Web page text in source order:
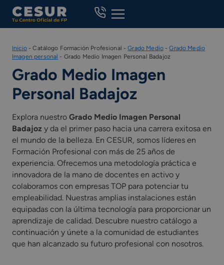
Skip
content
Inicio-Catálogo Formación Profesional -Grado Medio-Grado Medio
Imagen personal - Grado Medio Imagen Personal Badajoz
Grado Medio Imagen
Personal Badajoz
Explora nuestro Grado Medio Imagen Personal
Badajoz y da el primer paso hacia una carrera exitosa en
el mundo de la belleza. En CESUR, somos líderes en
Formación Profesional con más de 25 años de
experiencia. Ofrecemos una metodología práctica e
innovadora de la mano de docentes en activo y
colaboramos con empresas TOP para potenciar tu
empleabilidad. Nuestras amplias instalaciones están
equipadas con la última tecnología para proporcionar un
aprendizaje de calidad. Descubre nuestro catálogo a
continuación y únete a la comunidad de estudiantes
que han alcanzado su futuro profesional con nosotros.